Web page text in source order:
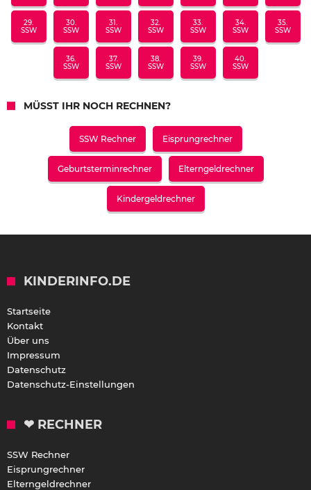
29.
SSW
30.
SSW
31.
SSW
32.
SSW
33.
SSW
34.
SSW
35.
SSW
36.
SSW
37.
SSW
38.
SSW
39.
SSW
40.
SSW
MÜSST IHR NOCH RECHNEN?
SSW Rechner Eisprungrechner
Geburtsterminrechner Elterngeldrechner
Kindergeldrechner
KINDERINFO.DE
Startseite
Kontakt
Über uns
Impressum
Datenschutz
Datenschutz-Einstellungen
❤ RECHNER
SSW Rechner
Eisprungrechner
Elterngeldrechner